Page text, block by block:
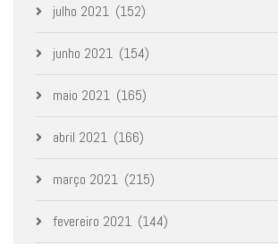
julho 2021 (152)
junho 2021 (154)
maio 2021 (165)
abril 2021 (166)
março 2021 (215)
fevereiro 2021 (144)